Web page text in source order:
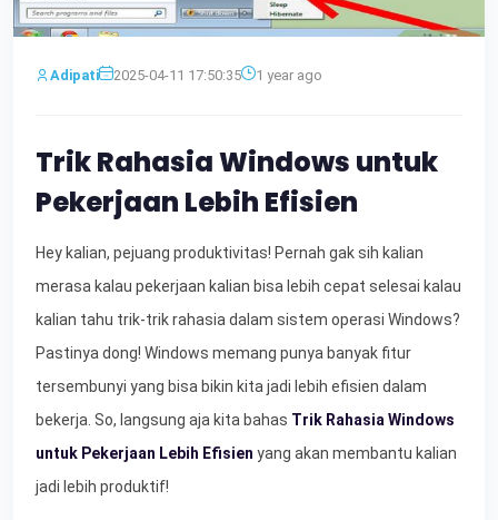
Adipati 2025-04-11 17:50:35 1 year ago
Trik Rahasia Windows untuk
Pekerjaan Lebih Efisien
Hey kalian, pejuang produktivitas! Pernah gak sih kalian
merasa kalau pekerjaan kalian bisa lebih cepat selesai kalau
kalian tahu trik-trik rahasia dalam sistem operasi Windows?
Pastinya dong! Windows memang punya banyak fitur
tersembunyi yang bisa bikin kita jadi lebih efisien dalam
bekerja. So, langsung aja kita bahas Trik Rahasia Windows
untuk Pekerjaan Lebih Efisien yang akan membantu kalian
jadi lebih produktif!